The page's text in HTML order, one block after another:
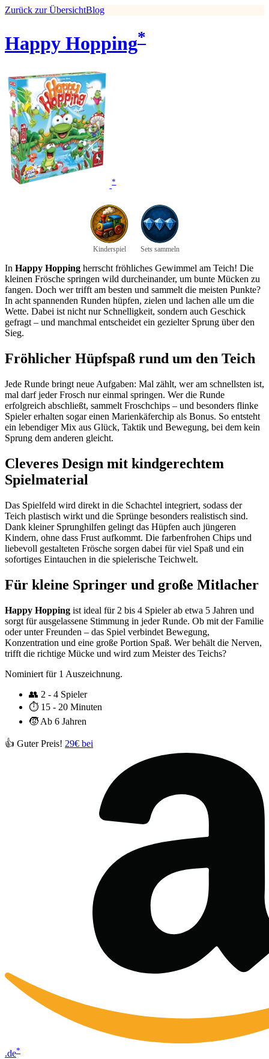
Zurück zur ÜbersichtBlog
Happy Hopping*
*
Kinderspiel Sets sammeln
In Happy Hopping herrscht fröhliches Gewimmel am Teich! Die
kleinen Frösche springen wild durcheinander, um bunte Mücken zu
fangen. Doch wer trifft am besten und sammelt die meisten Punkte?
In acht spannenden Runden hüpfen, zielen und lachen alle um die
Wette. Dabei ist nicht nur Schnelligkeit, sondern auch Geschick
gefragt – und manchmal entscheidet ein gezielter Sprung über den
Sieg.
Fröhlicher Hüpfspaß rund um den Teich
Jede Runde bringt neue Aufgaben: Mal zählt, wer am schnellsten ist,
mal darf jeder Frosch nur einmal springen. Wer die Runde
erfolgreich abschließt, sammelt Froschchips – und besonders flinke
Spieler erhalten sogar einen Marienkäferchip als Bonus. So entsteht
ein lebendiger Mix aus Glück, Taktik und Bewegung, bei dem kein
Sprung dem anderen gleicht.
Cleveres Design mit kindgerechtem
Spielmaterial
Das Spielfeld wird direkt in die Schachtel integriert, sodass der
Teich plastisch wirkt und die Sprünge besonders realistisch sind.
Dank kleiner Sprunghilfen gelingt das Hüpfen auch jüngeren
Kindern, ohne dass Frust aufkommt. Die farbenfrohen Chips und
liebevoll gestalteten Frösche sorgen dabei für viel Spaß und ein
sofortiges Eintauchen in die spielerische Teichwelt.
Für kleine Springer und große Mitlacher
Happy Hopping ist ideal für 2 bis 4 Spieler ab etwa 5 Jahren und
sorgt für ausgelassene Stimmung in jeder Runde. Ob mit der Familie
oder unter Freunden – das Spiel verbindet Bewegung,
Konzentration und eine große Portion Spaß. Wer behält die Nerven,
trifft die richtige Mücke und wird zum Meister des Teichs?
Nominiert für 1 Auszeichnung.
👥 2 - 4 Spieler
⏱️ 15 - 20 Minuten
🧒 Ab 6 Jahren
👍 Guter Preis! 29€ bei
.de*